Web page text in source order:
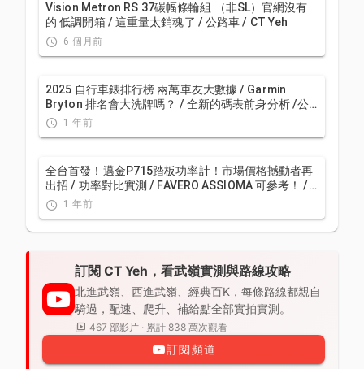
Vision Metron RS 37碳幅條輪組 （非SL）官網沒有
的 低調開箱 / 這重量太銷魂了 / 公路車 / CT Yeh
6 個月前
2025 自行車錶排行榜 兩萬車友大數據 / Garmin
Bryton 排名會大洗牌嗎？ / 全新的碼表前身分析 /公
路車 / CT Yeh
1 年前
全台首發！邁金P715踏板功率計！市場價格撼動者再
出招 / 功率對比實測 / FAVERO ASSIOMA 可參考！ /
公路車 / CT Yeh
1 年前
訂閱 CT Yeh，看武嶺實測與路線攻略
北進武嶺、西進武嶺、經典百K，每條路線都親自
騎過，配速、爬升、補給點全部實拍實測。
467 部影片 · 累計 838 萬次觀看
訂閱頻道